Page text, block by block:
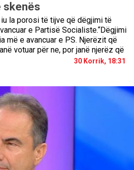
skenës
la porosi të tijve që dëgjimi të
e Partisë Socialiste.“Dëgjimi
më e avancuar e PS. Njerëzit që
votuar për ne, por janë njerëz që
30 Korrik, 18:31